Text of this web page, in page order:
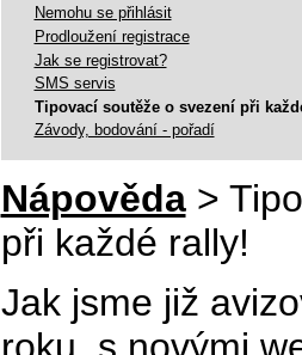
Nemohu se přihlásit
Prodloužení registrace
Jak se registrovat?
SMS servis
Tipovací soutěže o svezení při
Závody, bodování - pořadí
Nápověda>
při každé rally!
Jak jsme již